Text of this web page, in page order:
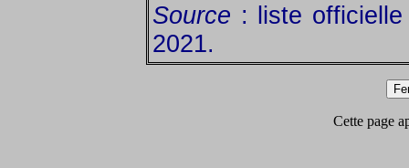
Source : liste
2021.
Cette page